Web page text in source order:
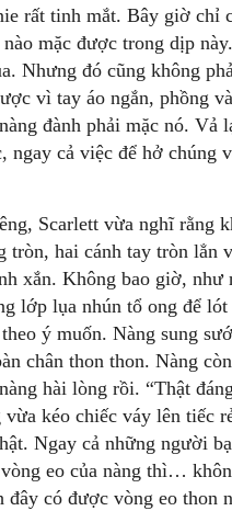
rất tinh mắt. Bây giờ chỉ
mặc được trong dịp
Nhưng đó cũng không
vì tay áo ngắn, phồng
đành phải mặc nó. Vả
cả việc để hở chúng
Scarlett vừa nghĩ rằng
tròn, hai cánh tay tròn lẳn
xắn. Không bao giờ,
lớp lụa nhún tổ ong để
ý muốn. Nàng sung
chân thon thon. Nàng
hài lòng rồi. “Thật
kéo chiếc váy lên tiếc
Ngay cả những người
eo của nàng thì…
đây có được vòng eo thon